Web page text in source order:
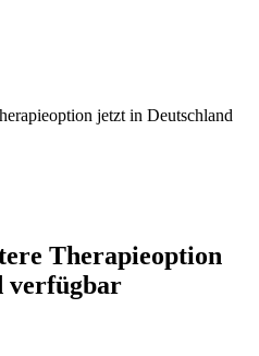
jetzt in Deutschland
Therapieoption
verfügbar